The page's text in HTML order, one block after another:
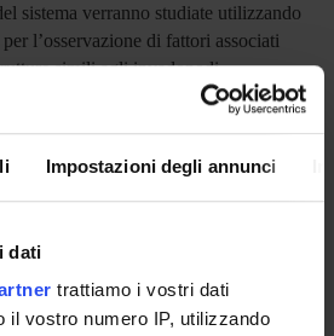
Impostazioni degli annunci
dati
trattiamo i vostri dati
il vostro numero IP, utilizzando
sistema verranno studiate utilizzando
l’osservazione di fattori associati
simili agli invadopodi